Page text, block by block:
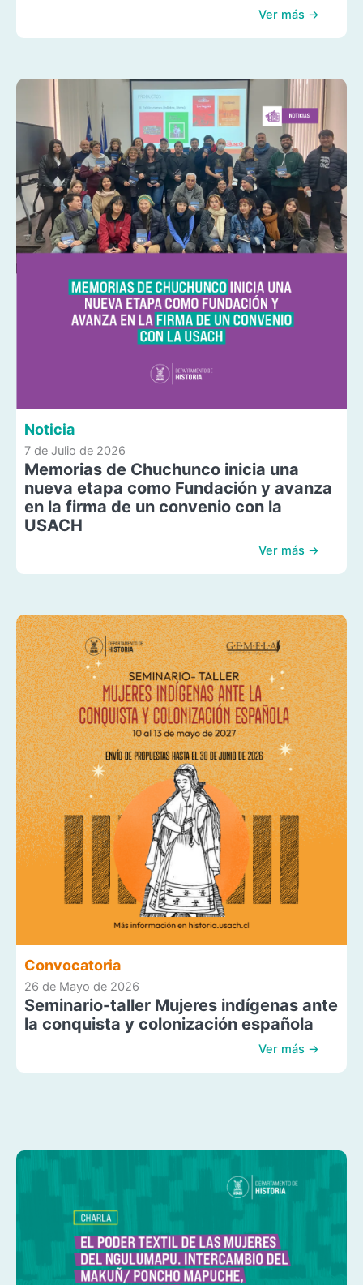
Ver más →
Noticia
7 de Julio de 2026
Memorias de Chuchunco inicia una
nueva etapa como Fundación y avanza
en la firma de un convenio con la
USACH
Ver más →
Convocatoria
26 de Mayo de 2026
Seminario-taller Mujeres indígenas ante
la conquista y colonización española
Ver más →